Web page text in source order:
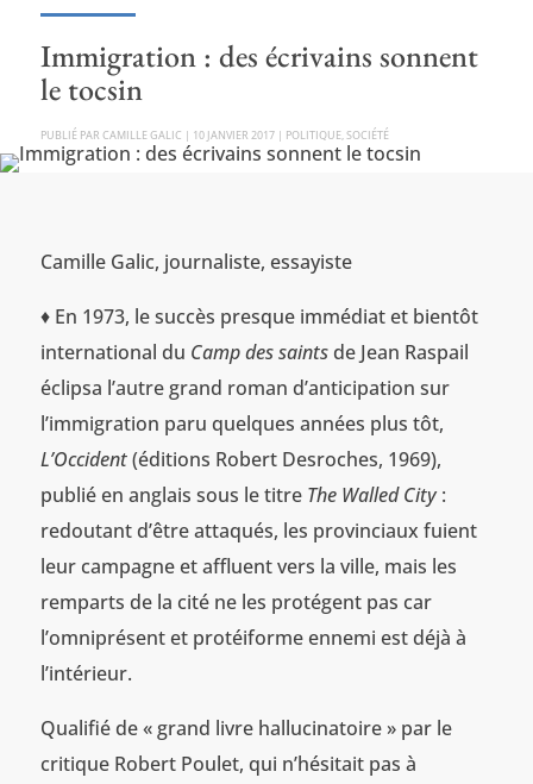
Immigration : des écrivains sonnent
le tocsin
PAR CAMILLE GALIC | 10 JANVIER 2017| POLITIQUE, SOCIÉTÉ
Camille Galic, journaliste, essayiste
♦ En 1973, le succès presque immédiat et bientôt
international du Camp des saints de Jean Raspail
éclipsa l’autre grand roman d’anticipation sur
l’immigration paru quelques années plus tôt,
L’Occident(éditions Robert Desroches, 1969),
publié en anglais sous le titre The Walled City:
redoutant d’être attaqués, les provinciaux fuient
leur campagne et affluent vers la ville, mais les
remparts de la cité ne les protégent pas car
l’omniprésent et protéiforme ennemi est déjà à
l’intérieur.
Qualifié de « grand livre hallucinatoire » par le
critique Robert Poulet, qui n’hésitait pas à